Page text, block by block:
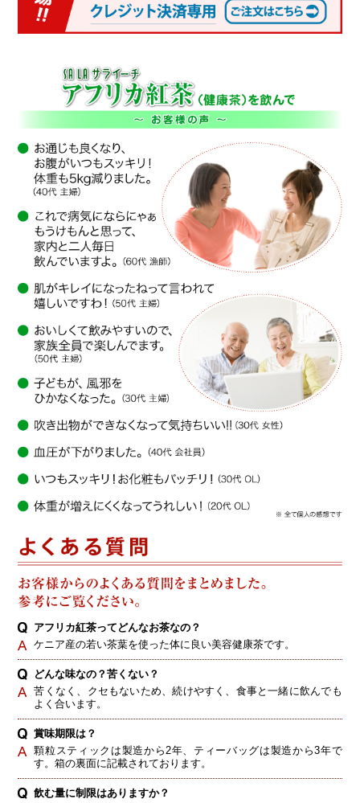
アフリカ紅茶ってどんなお茶なの？
ケニア産の若い茶葉を使った体に良い美容健康茶です。
どんな味なの？苦くない？
苦くなく、クセもないため、続けやすく、食事と一緒に飲んでも
よく合います。
賞味期限は？
顆粒スティックは製造から2年、ティーバッグは製造から3年で
す。箱の裏面に記載されております。
飲む量に制限はありますか？